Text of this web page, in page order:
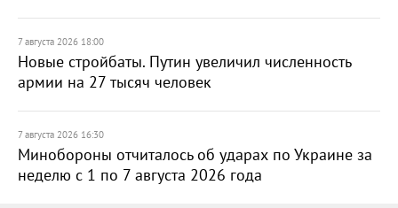
7 августа 2026 18:00
Новые стройбаты. Путин увеличил численность
армии на 27 тысяч человек
7 августа 2026 16:30
Минобороны отчиталось об ударах по Украине за
неделю с 1 по 7 августа 2026 года